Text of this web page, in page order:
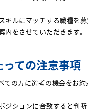
キルにマッチする職種を
をさせていただきます。
ての注意事項
ての方に選考の機会をお約
ジションに合致すると判